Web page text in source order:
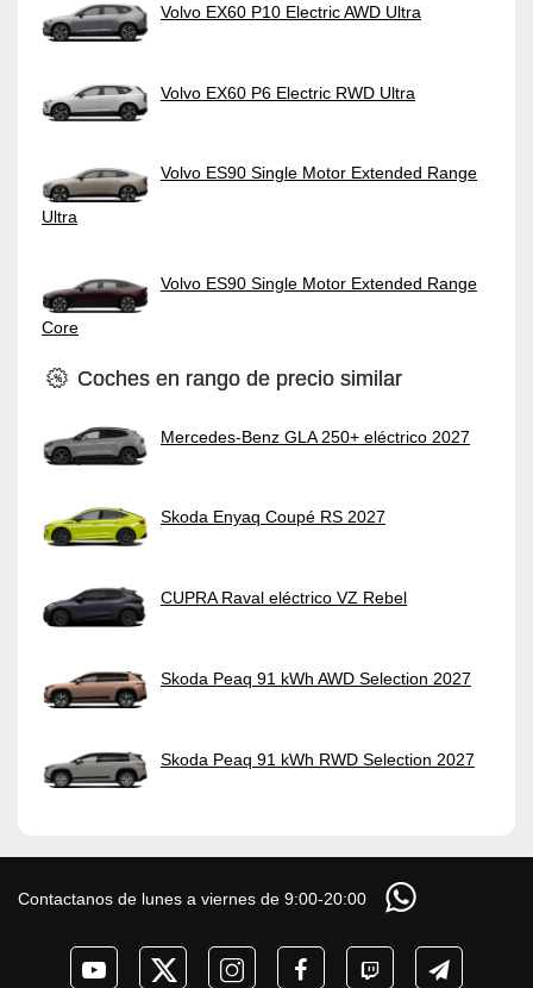
Volvo EX60 P10 Electric AWD Ultra
Volvo EX60 P6 Electric RWD Ultra
Volvo ES90 Single Motor Extended Range
Ultra
Volvo ES90 Single Motor Extended Range
Core
Coches en rango de precio similar
Mercedes-Benz GLA 250+ eléctrico 2027
Skoda Enyaq Coupé RS 2027
CUPRA Raval eléctrico VZ Rebel
Skoda Peaq 91 kWh AWD Selection 2027
Skoda Peaq 91 kWh RWD Selection 2027
Contactanos de lunes a viernes de 9:00-20:00